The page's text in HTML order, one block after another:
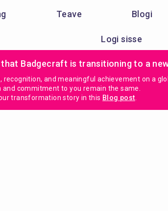
Teave Blogi
Logi sisse
Badgecraft is transitioning to a
and meaningful achievement on a
and commitment to you remain the same.
transformation story in this Blog post